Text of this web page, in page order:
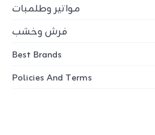
مواتير وطلمبات
فرش وخشب
Best Brands
Policies And Terms